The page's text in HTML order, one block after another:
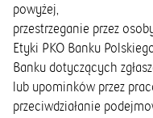
powyżej,
przestrzeganie przez
Etyki PKO Banku
Banku dotyczących
lub upominków przez
przeciwdziałanie